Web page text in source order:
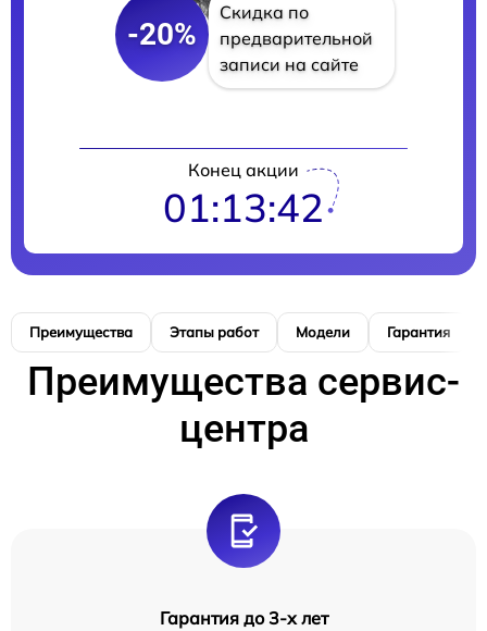
-20%
Скидка по
предварительной
записи на сайте
Конец акции
01:13:41
Преимущества Этапы работ Модели Гарантия
Преимущества сервис-
центра
Гарантия до 3-х лет